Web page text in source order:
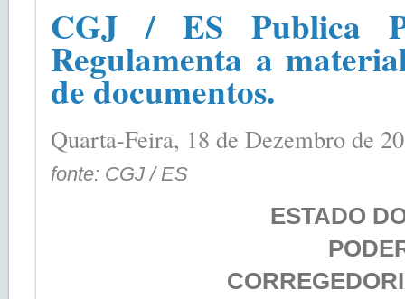
CGJ / ES Publica
Regulamenta a
de documentos.
Quarta-Feira, 18 de Dezembro de
fonte: CGJ / ES
ESTADO